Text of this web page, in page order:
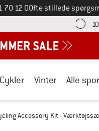
på
70 12 0Ofte stillede
her! Åbnes i
Cykler Vinter Alle
Accessory Kit -